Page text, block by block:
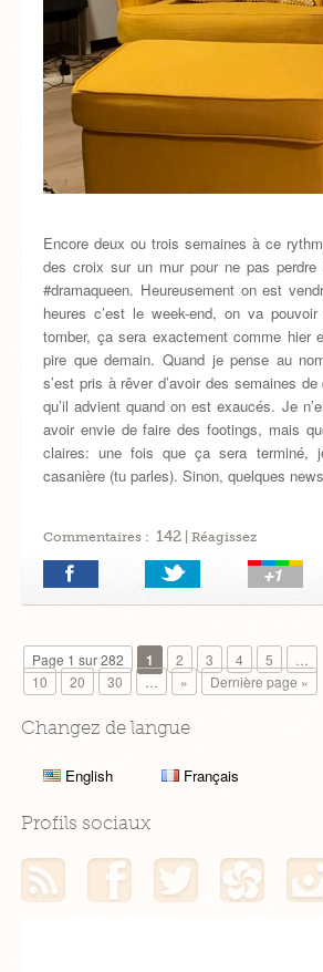
Encore deux ou trois semaines à ce
des croix sur un mur pour ne pas
#dramaqueen. Heureusement on est
heures c’est le week-end, on va
tomber, ça sera exactement comme hier
pire que demain. Quand je pense au
s’est pris à rêver d’avoir des semaines
qu’il advient quand on est exaucés. Je
avoir envie de faire des footings, mais
claires: une fois que ça sera terminé,
casanière (tu parles). Sinon, quelques
Commentaires : 142| Réagissez
Page 1 sur 282 1 2 3 4 5
…
10
20 30 … » Dernière page »
Changez de langue
English Français
Profils sociaux
Mon flux RSSMon profil Facebook
Mon profil Twitter
Mon